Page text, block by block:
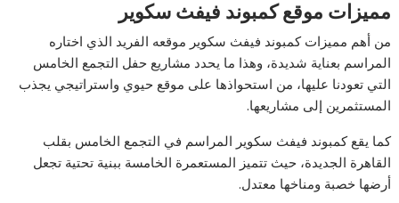
مميزات موقع كمبوند فيفث سكوير
من أهم مميزات كمبوند فيفث سكوير موقعه الفريد الذي اختاره
المراسم بعناية شديدة، وهذا ما يحدد مشاريع حفل التجمع الخامس
التي تعودنا عليها، من استحواذها على موقع حيوي واستراتيجي يجذب
المستثمرين إلى مشاريعها.
كما يقع كمبوند فيفث سكوير المراسم في التجمع الخامس بقلب
القاهرة الجديدة، حيث تتميز المستعمرة الخامسة ببنية تحتية تجعل
أرضها خصبة ومناخها معتدل.